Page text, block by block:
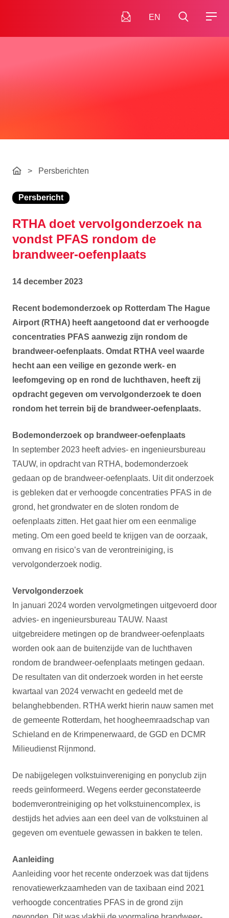
EN
> Persberichten
Persbericht
RTHA doet vervolgonderzoek na
vondst PFAS rondom de
brandweer-oefenplaats
14 december 2023
Recent bodemonderzoek op Rotterdam The Hague
Airport (RTHA) heeft aangetoond dat er verhoogde
concentraties PFAS aanwezig zijn rondom de
brandweer-oefenplaats. Omdat RTHA veel waarde
hecht aan een veilige en gezonde werk- en
leefomgeving op en rond de luchthaven, heeft zij
opdracht gegeven om vervolgonderzoek te doen
rondom het terrein bij de brandweer-oefenplaats.
Bodemonderzoek op brandweer-oefenplaats
In september 2023 heeft advies- en ingenieursbureau
TAUW, in opdracht van RTHA, bodemonderzoek
gedaan op de brandweer-oefenplaats. Uit dit onderzoek
is gebleken dat er verhoogde concentraties PFAS in de
grond, het grondwater en de sloten rondom de
oefenplaats zitten. Het gaat hier om een eenmalige
meting. Om een goed beeld te krijgen van de oorzaak,
omvang en risico’s van de verontreiniging, is
vervolgonderzoek nodig.
Vervolgonderzoek
In januari 2024 worden vervolgmetingen uitgevoerd door
advies- en ingenieursbureau TAUW. Naast
uitgebreidere metingen op de brandweer-oefenplaats
worden ook aan de buitenzijde van de luchthaven
rondom de brandweer-oefenplaats metingen gedaan.
De resultaten van dit onderzoek worden in het eerste
kwartaal van 2024 verwacht en gedeeld met de
belanghebbenden. RTHA werkt hierin nauw samen met
de gemeente Rotterdam, het hoogheemraadschap van
Schieland en de Krimpenerwaard, de GGD en DCMR
Milieudienst Rijnmond.
De nabijgelegen volkstuinvereniging en ponyclub zijn
reeds geïnformeerd. Wegens eerder geconstateerde
bodemverontreiniging op het volkstuinencomplex, is
destijds het advies aan een deel van de volkstuinen al
gegeven om eventuele gewassen in bakken te telen.
Aanleiding
Aanleiding voor het recente onderzoek was dat tijdens
renovatiewerkzaamheden van de taxibaan eind 2021
verhoogde concentraties PFAS in de grond zijn